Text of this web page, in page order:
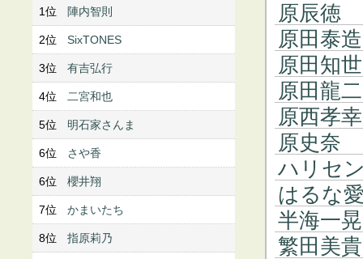
1位 陣内智則
2位 SixTONES
3位 有吉弘行
4位 二宮和也
5位 明石家さんま
6位 さや香
6位 櫻井翔
7位 かまいたち
8位 指原莉乃
原辰徳
原田泰造
原田知世
原田龍二
原西孝幸
原史奈
ハリセ
はるな
半海一晃
繁田美貴